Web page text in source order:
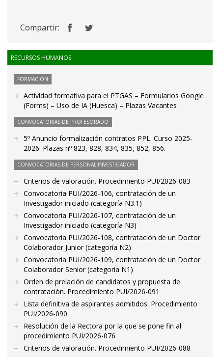
Compartir:
RECURSOS HUMANOS
FORMACIÓN
Actividad formativa para el PTGAS – Formularios Google
(Forms) – Uso de IA (Huesca) – Plazas Vacantes
CONVOCATORIAS DE PROFESORADO
5º Anuncio formalización contratos PPL. Curso 2025-
2026. Plazas nº 823, 828, 834, 835, 852, 856.
CONVOCATORIAS DE PERSONAL INVESTIGADOR
Criterios de valoración. Procedimiento PUI/2026-083
Convocatoria PUI/2026-106, contratación de un
Investigador iniciado (categoría N3.1)
Convocatoria PUI/2026-107, contratación de un
Investigador iniciado (categoría N3)
Convocatoria PUI/2026-108, contratación de un Doctor
Colaborador Junior (categoría N2)
Convocatoria PUI/2026-109, contratación de un Doctor
Colaborador Senior (categoría N1)
Orden de prelación de candidatos y propuesta de
contratación. Procedimiento PUI/2026-091
Lista definitiva de aspirantes admitidos. Procedimiento
PUI/2026-090
Resolución de la Rectora por la que se pone fin al
procedimiento PUI/2026-076
Criterios de valoración. Procedimiento PUI/2026-088